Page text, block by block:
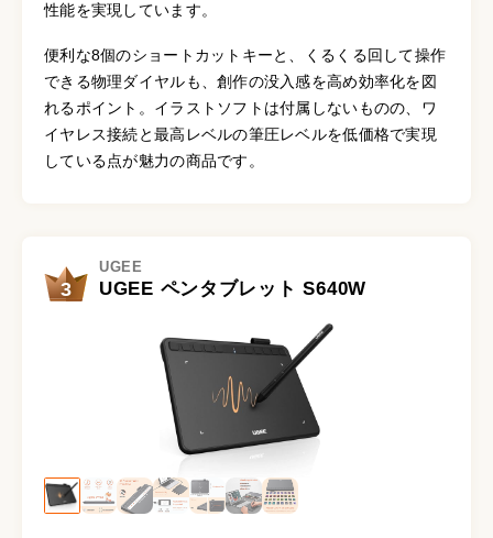
性能を実現しています。
便利な8個のショートカットキーと、くるくる回して操作
できる物理ダイヤルも、創作の没入感を高め効率化を図
れるポイント。イラストソフトは付属しないものの、ワ
イヤレス接続と最高レベルの筆圧レベルを低価格で実現
している点が魅力の商品です。
3
UGEE
UGEE ペンタブレット S640W